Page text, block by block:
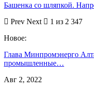
Башенка со шляпкой.
Prev Next
1 из 2 347
Новое:
Глава Минпромэнерго
промышленные…
Авг 2, 2022